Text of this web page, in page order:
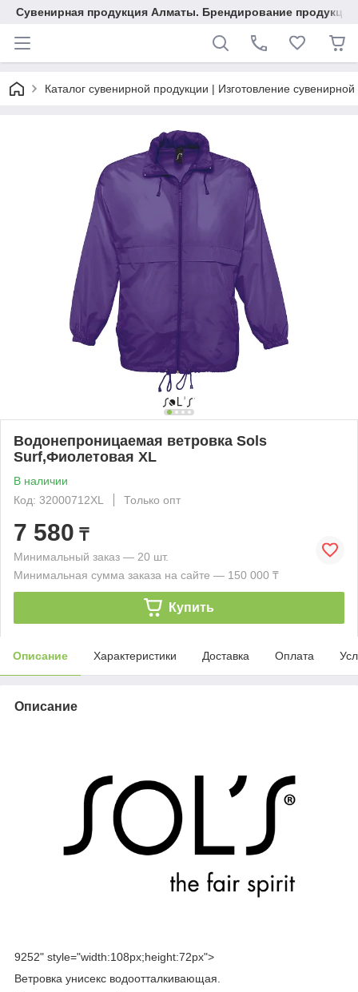
Сувенирная продукция Алматы. Брендирование
Каталог сувенирной продукции | Изготовление
Водонепроницаемая ветровка Sols
Surf,Фиолетовая XL
В наличии
Код: 32000712XL
Только опт
7 580 ₸
Минимальный заказ — 20 шт.
Минимальная сумма заказа на сайте — 150 000 ₸
Купить
Описание Характеристики Доставка Оплата
Описание
9252" style="width:108px;height:72px">
Ветровка унисекс водоотталкивающая.